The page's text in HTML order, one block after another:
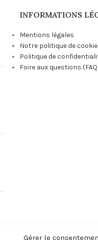
Gérer le
INFORMATIONS
Mentions légales
Notre politique de
Politique de
Foire aux questions